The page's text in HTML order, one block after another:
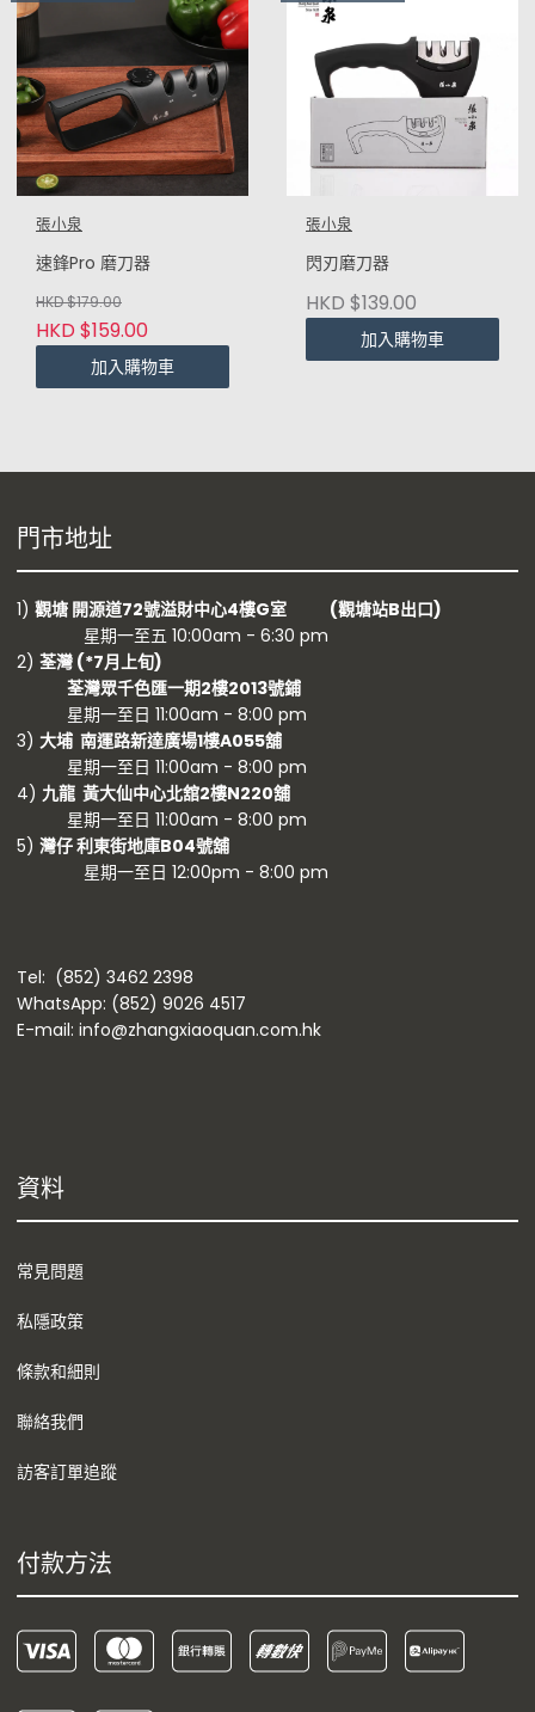
張小泉
速鋒Pro 磨刀器
HKD $179.00
HKD $159.00
加入購物車
張小泉
閃刃磨刀器
HKD $139.00
加入購物車
門市地址
1) 觀塘 開源道72號溢財中心4樓G室 (觀塘站B出口)
星期一至五 10:00am - 6:30 pm
2) 荃灣 (*7月上旬)
荃灣眾千色匯一期2樓2013號鋪
星期一至日 11:00am - 8:00 pm
3) 大埔 南運路新達廣場1樓A055舖
星期一至日 11:00am - 8:00 pm
4) 九龍 黃大仙中心北舘2樓N220舖
星期一至日 11:00am - 8:00 pm
5) 灣仔 利東街地庫B04號舖
星期一至日 12:00pm - 8:00 pm
Tel: (852) 3462 2398
WhatsApp: (852) 9026 4517
E-mail: info@zhangxiaoquan.com.hk
資料
常見問題
私隱政策
條款和細則
聯絡我們
訪客訂單追蹤
付款方法